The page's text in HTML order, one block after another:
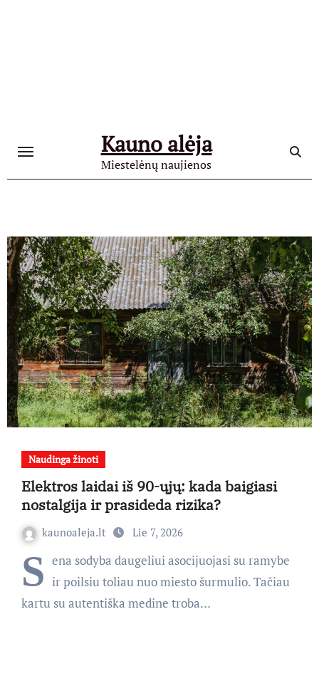
Kauno alėja
Miestelėnų naujienos
Naudinga žinoti
Elektros laidai iš 90-ųjų: kada baigiasi
nostalgija ir prasideda rizika?
kaunoaleja.lt Lie 7, 2026
S ena sodyba daugeliui asocijuojasi su ramybe
ir poilsiu toliau nuo miesto šurmulio. Tačiau
kartu su autentiška medine troba…